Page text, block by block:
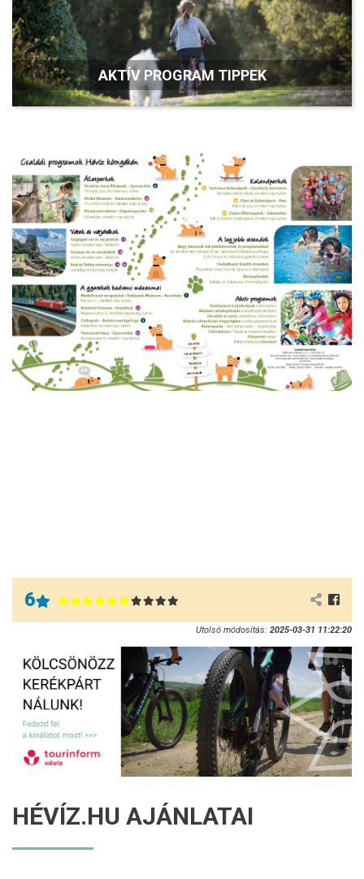
AKTÍV PROGRAM TIPPEK
6
Utolsó módosítás: 2025-03-31 11:22:20
HÉVÍZ.HU AJÁNLATAI